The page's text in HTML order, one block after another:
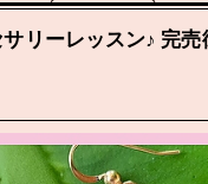
リーレッスン♪ 完売